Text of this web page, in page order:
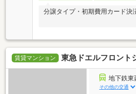
分譲タイプ・初期費用カード決
賃貸マンション 東急ドエルフロント
地下鉄東
その他の交通